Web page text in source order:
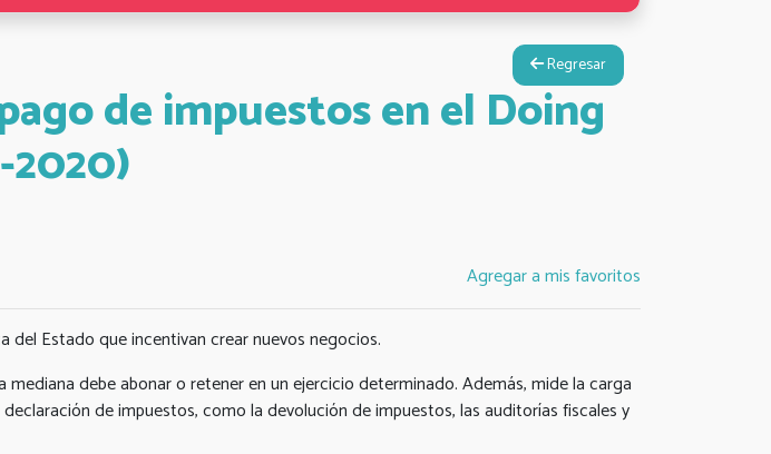
Regresar
de impuestos en el Doing
2020)
Agregar a mis favoritos
del Estado que incentivan crear nuevos negocios.
debe abonar o retener en un ejercicio determinado. Además, mide la carga
de impuestos, como la devolución de impuestos, las auditorías fiscales y